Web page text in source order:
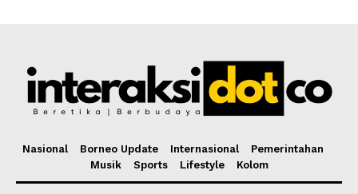
Nasional Borneo Update Internasional
Pemerintahan
Musik
Sports Lifestyle Kolom